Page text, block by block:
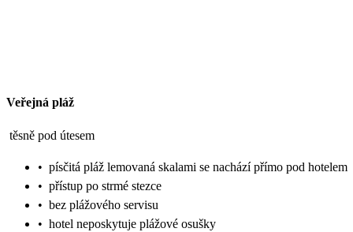
Veřejná pláž
těsně pod útesem
• písčitá pláž lemovaná skalami se nachází přímo pod hotelem
• přístup po strmé stezce
• bez plážového servisu
• hotel neposkytuje plážové osušky